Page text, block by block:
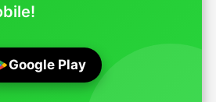
Google Play